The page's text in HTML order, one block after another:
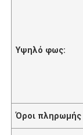
Υψηλό φως:
Όροι πληρωμής